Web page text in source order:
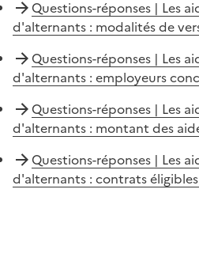
Questions-réponses | Les
d'alternants : modalités de
Questions-réponses | Les
d'alternants : employeurs
Questions-réponses | Les
d'alternants : montant des
Questions-réponses | Les
d'alternants : contrats